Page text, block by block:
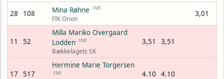
28 108 Mina Røhne stat
FIK Orion
3,01
11 52
Milla Mariko Overgaard
Lodden stat
Bækkelagets SK
3,51 3,51
17 517
Hermine Marie Torgersen
stat 4.10 4.10